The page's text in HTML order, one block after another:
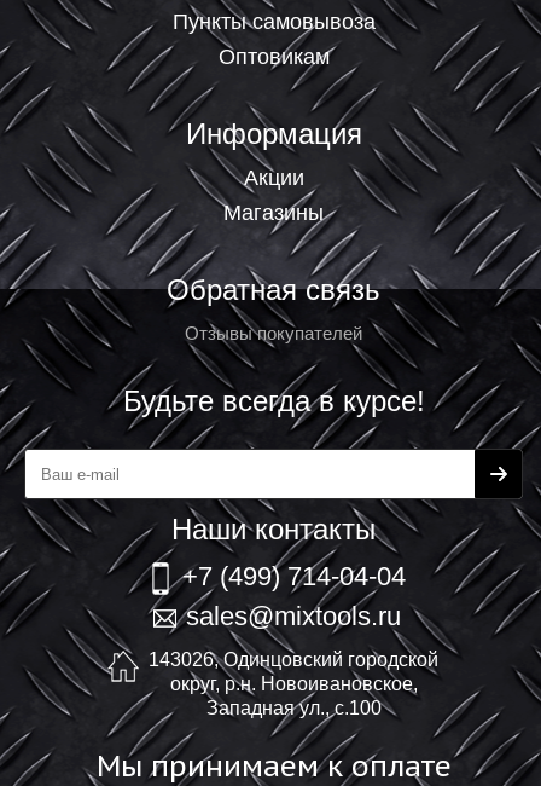
Пункты самовывоза
Оптовикам
Информация
Акции
Магазины
Обратная связь
Отзывы покупателей
Будьте всегда в курсе!
Наши контакты
+7 (499) 714-04-04
sales@mixtools.ru
143026, Одинцовский городской
округ, р.н. Новоивановское,
Западная ул., с.100
Мы принимаем к оплате